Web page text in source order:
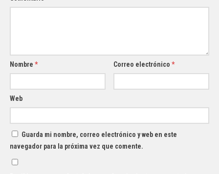
Nombre * Correo electrónico*
Web
Guarda mi nombre, correo electrónico y web en este
navegador para la próxima vez que comente.